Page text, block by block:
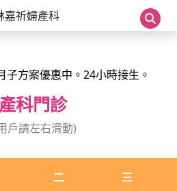
祈婦產科
不孕症。高層次超音波檢查。新
子方案優惠中。24小時接生。
子方案優惠中。24小時接生。
科門診
戶請左右滑動)
二 三